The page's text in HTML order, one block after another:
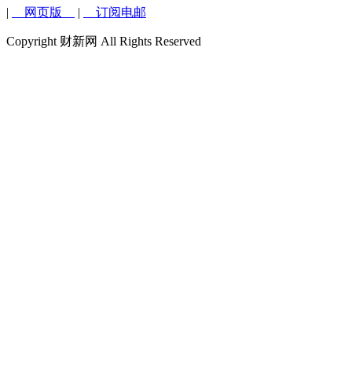
| 网页版 | 订阅电邮
Copyright 财新网 All Rights Reserved